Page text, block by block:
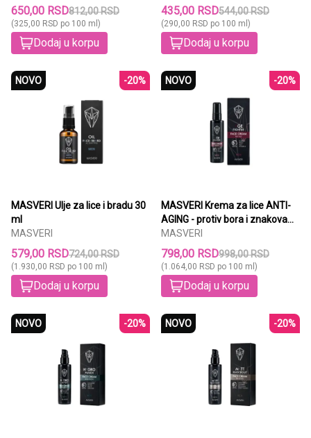
650,00 RSD812,00 RSD
(325,00 RSD po 100 ml)
Dodaj u korpu
435,00 RSD544,00 RSD
(290,00 RSD po 100 ml)
Dodaj u korpu
NOVO -20%
MASVERI Ulje za lice i bradu 30
ml
MASVERI
579,00 RSD724,00 RSD
(1.930,00 RSD po 100 ml)
Dodaj u korpu
NOVO -20%
MASVERI Krema za lice ANTI-
AGING - protiv bora i znakova
starenja 75 ml
MASVERI
798,00 RSD998,00 RSD
(1.064,00 RSD po 100 ml)
Dodaj u korpu
NOVO -20% NOVO -20%